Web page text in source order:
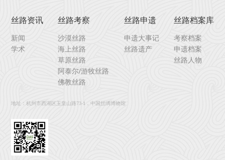
丝路资讯
新闻
学术
丝路考察
沙漠丝路
海上丝路
草原丝路
阿泰尔/游牧丝路
佛教丝路
丝路申遗
申遗大事记
丝路遗产
丝路档案库
考察档案
申遗档案
丝路人物
地址：杭州市西湖区玉皇山路73-1，中国丝绸博物馆